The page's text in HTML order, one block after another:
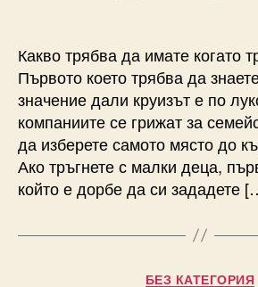
Какво трябва да имате когато
Първото което трябва да
значение дали круизът е по
компаниите се грижат за
да изберете самото място до
Ако тръгнете с малки деца,
който е дорбе да си зададете
БЕЗ КАТЕГОРИЯ